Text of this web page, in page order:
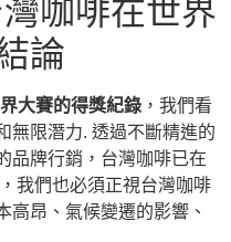
咖啡在世界
論
大賽的得獎紀錄 ，我們看
無限潛力. 透過不斷精進的
品牌行銷，台灣咖啡已在
我們也必須正視台灣咖啡
高昂、氣候變遷的影響、